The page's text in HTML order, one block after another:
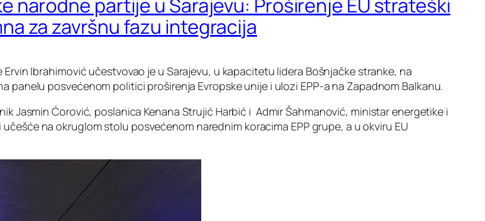
narodne partije u Sarajevu: Proširenje EU strateški
za završnu fazu integracija
Ibrahimović učestvovao je u Sarajevu, u kapacitetu lidera Bošnjačke stranke, na
panelu posvećenom politici proširenja Evropske unije i ulozi EPP-a na Zapadnom Balkanu.
Jasmin Ćorović, poslanica Kenana Strujić Harbić i Admir Šahmanović, ministar energetike i
na okruglom stolu posvećenom narednim koracima EPP grupe, a u okviru EU